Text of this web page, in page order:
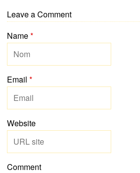
Leave a Comment
Name*
Email *
Website
Comment